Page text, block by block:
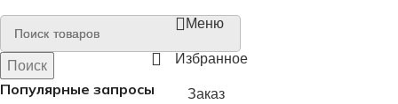
Поиск
Популярные запросы
Поиск
Меню
Избранное
Заказ